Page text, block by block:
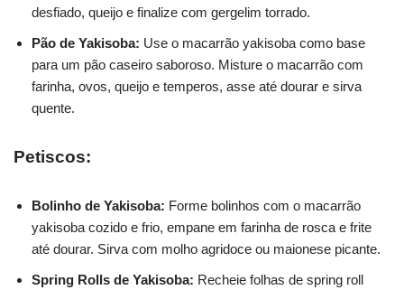
desfiado, queijo e finalize com gergelim torrado.
Pão de Yakisoba: Use o macarrão yakisoba como base
para um pão caseiro saboroso. Misture o macarrão com
farinha, ovos, queijo e temperos, asse até dourar e sirva
quente.
Petiscos:
Bolinho de Yakisoba: Forme bolinhos com o macarrão
yakisoba cozido e frio, empane em farinha de rosca e frite
até dourar. Sirva com molho agridoce ou maionese picante.
Spring Rolls de Yakisoba: Recheie folhas de spring roll